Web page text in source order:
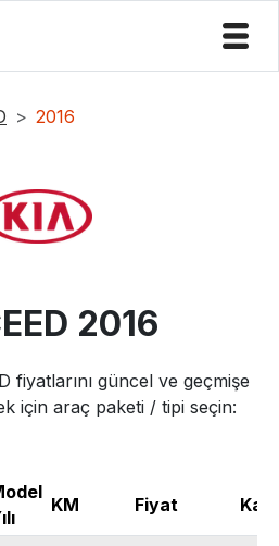
2016
2016
fiyatlarını güncel ve geçmişe
için araç paketi / tipi seçin:
KM Fiyat